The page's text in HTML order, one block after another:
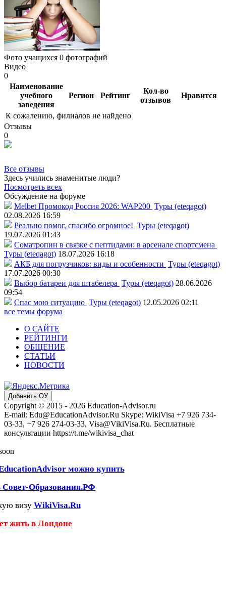
Фото учащихся 0 фотографий
Видео
0
Наименование
учебного
заведения
Регион Рейтинг
Кол-во
отзывов
Нравится
К сожалению, филиалов не найдено
Отзывы
0
Все отзывы
Здесь учились знаменитые люди?
Посмотреть всех
Обсуждение на форуме
Melbet Промокод Россия 2026: WAP200 Туры (eteqagot)
02.08.2026 16:59
Реально помог, спасибо огромное! Туры (eteqagot)
19.07.2026 01:43
Соматропин в связке с пептидами: в арсенале спортсмена
Туры (eteqagot) 18.07.2026 16:18
АКБ для погрузчиков: виды и особенности Туры (eteqagot)
17.07.2026 00:30
Выбор батареи для штабелера Туры (eteqagot) 28.06.2026
09:54
Спас мою ситуацию Туры (eteqagot) 12.05.2026 02:11
все темы форума
О САЙТЕ
РЕЙТИНГИ
ОБЩЕНИЕ
СТАТЬИ
НОВОСТИ
Добавить ОУ
Copyright © 2015 - 2026 Education-Advisor.ru
E-mail: Edu@EducationAdvisor.Ru Skype: WikiVisa +7 926 734-
03-33, +7 926 274-03-33, Visa@VikiVisa.Ru. Бесплатные
консультации https://t.me/wikivisa_chat
можно купить
Совет-Образования.РФ
визу WikiVisa.Ru
жить в Лондоне